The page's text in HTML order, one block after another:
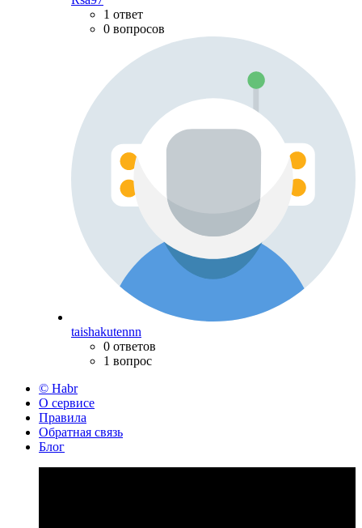
1 ответ
0 вопросов
taishakutennn
0 ответов
1 вопрос
© Habr
О сервисе
Правила
Обратная связь
Блог